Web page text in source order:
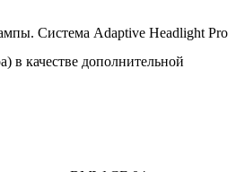
Система Adaptive Headlight Pro
в качестве дополнительной